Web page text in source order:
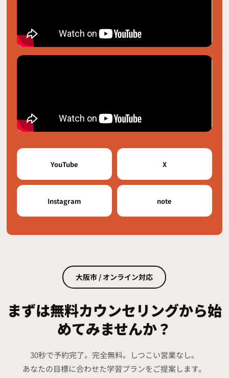
YouTube X
Instagram note
大阪市 / オンライン対応
まずは無料カウンセリングから始
めてみませんか？
30秒で予約完了。完全無料。しつこい営業なし。
あなたの目標に合わせた学習プランをご提案します。